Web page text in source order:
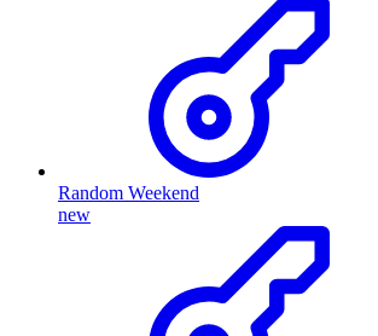
Random Weekend
new